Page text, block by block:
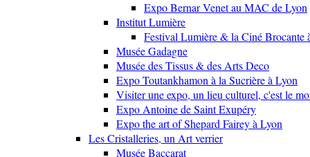
Expo Bernar Venet au MAC de Lyon
Institut Lumière
Festival Lumière & la Ciné Brocante
Musée Gadagne
Musée des Tissus & des Arts Deco
Expo Toutankhamon à la Sucrière à Lyon
Visiter une expo, un lieu culturel, c'est le
Expo Antoine de Saint Exupéry
Expo the art of Shepard Fairey à Lyon
Les Cristalleries, un Art verrier
Musée Baccarat